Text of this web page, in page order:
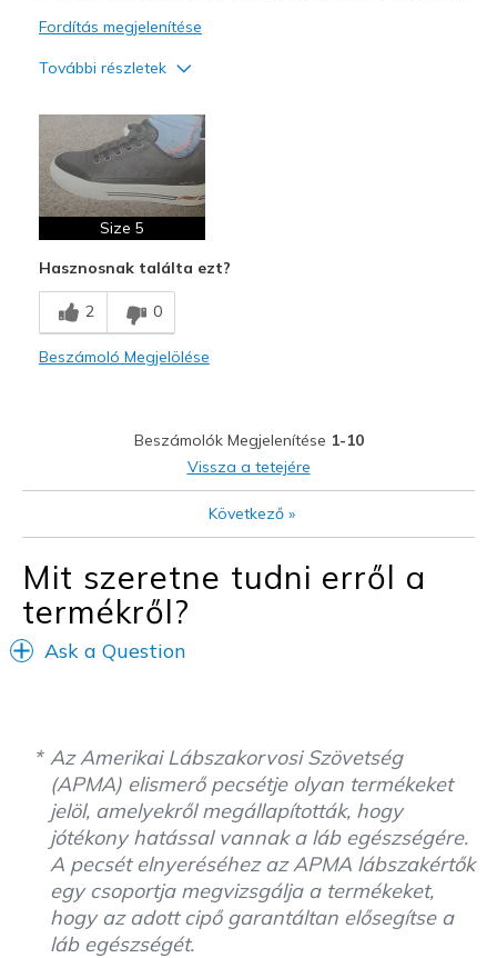
Fordítás megjelenítése
További részletek
Attractive Design
Stylish
Need Break In
Size 5
Hasznosnak találta ezt?
2 0
Beszámoló Megjelölése
Beszámolók Megjelenítése 1-10
Vissza a tetejére
Következő»
Mit szeretne tudni erről a
termékről?
Ask a Question
Az Amerikai Lábszakorvosi Szövetség
(APMA) elismerő pecsétje olyan termékeket
jelöl, amelyekről megállapították, hogy
jótékony hatással vannak a láb egészségére.
A pecsét elnyeréséhez az APMA lábszakértők
egy csoportja megvizsgálja a termékeket,
hogy az adott cipő garantáltan elősegítse a
láb egészségét.